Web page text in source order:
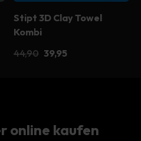
Stipt 3D Clay Towel
Kombi
44,90 39,95
online kaufen